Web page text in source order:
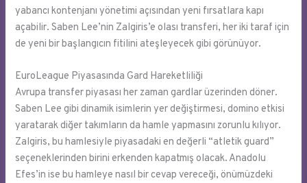
yabancı kontenjanı yönetimi açısından yeni fırsatlara kapı
açabilir. Saben Lee’nin Zalgiris’e olası transferi, her iki taraf için
de yeni bir başlangıcın fitilini ateşleyecek gibi görünüyor.
EuroLeague Piyasasında Gard Hareketliliği
Avrupa transfer piyasası her zaman gardlar üzerinden döner.
Saben Lee gibi dinamik isimlerin yer değiştirmesi, domino etkisi
yaratarak diğer takımların da hamle yapmasını zorunlu kılıyor.
Zalgiris, bu hamlesiyle piyasadaki en değerli “atletik guard”
seçeneklerinden birini erkenden kapatmış olacak. Anadolu
Efes’in ise bu hamleye nasıl bir cevap vereceği, önümüzdeki